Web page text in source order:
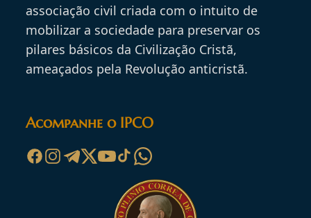
associação civil criada com o intuito de
mobilizar a sociedade para preservar os
pilares básicos da Civilização Cristã,
ameaçados pela Revolução anticristã.
Acompanhe o IPCO